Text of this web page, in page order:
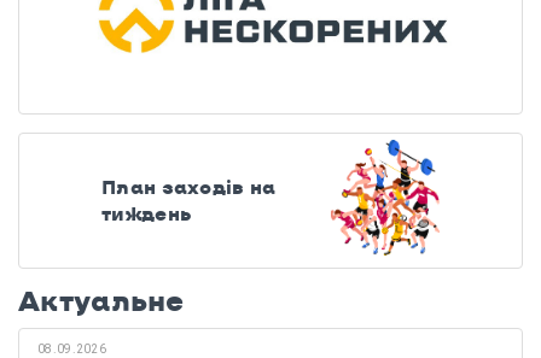
План заходів на
тиждень
Актуальне
08.09.2026